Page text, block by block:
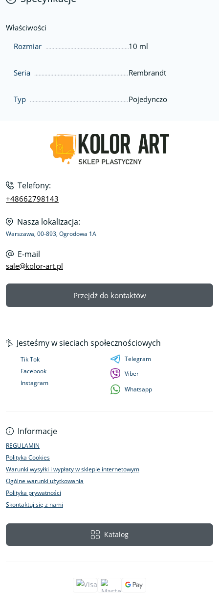
Właściwości
Rozmiar
10 ml
Seria Rembrandt
Typ Pojedynczo
Telefony:
+48662798143
Nasza lokalizacja:
Warszawa, 00-893, Ogrodowa 1A
E-mail
sale@kolor-art.pl
Przejdź do kontaktów
Informacje
REGULAMIN
Polityka Cookies
Warunki wysyłki i wypłaty w sklepie internetowym
Ogólne warunki użytkowania
Polityka prywatności
Skontaktuj się z nami
Katalog
Jesteśmy w sieciach społecznościowych
Tik Tok
Facebook
Instagram
Telegram
Viber
Whatsapp